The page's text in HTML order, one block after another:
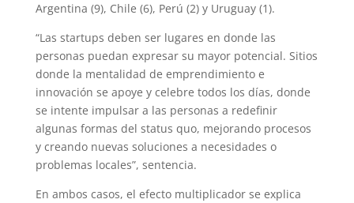
Argentina (9), Chile (6), Perú (2) y Uruguay (1).
“Las startups deben ser lugares en donde las
personas puedan expresar su mayor potencial. Sitios
donde la mentalidad de emprendimiento e
innovación se apoye y celebre todos los días, donde
se intente impulsar a las personas a redefinir
algunas formas del status quo, mejorando procesos
y creando nuevas soluciones a necesidades o
problemas locales”, sentencia.
En ambos casos, el efecto multiplicador se explica